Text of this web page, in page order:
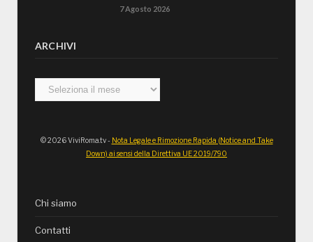
7 Agosto 2026
ARCHIVI
Archivi
© 2026 ViviRoma.tv - Nota Legale e Rimozione Rapida (Notice and Take
Down) ai sensi della Direttiva UE 2019/790
Chi siamo
Contatti